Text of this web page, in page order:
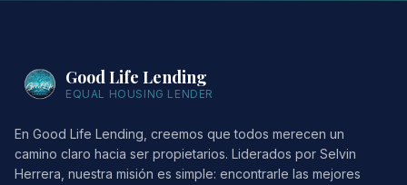
Good Life Lending
EQUAL HOUSING LENDER
En Good Life Lending, creemos que todos merecen un
camino claro hacia ser propietarios. Liderados por Selvin
Herrera, nuestra misión es simple: encontrarle las mejores